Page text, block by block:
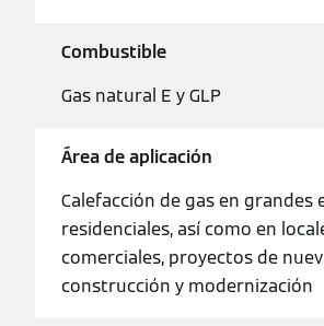
Combustible
Gas natural E y GLP
Área de aplicación
Calefacción de gas en grandes
residenciales, así como en
comerciales, proyectos de
construcción y modernización